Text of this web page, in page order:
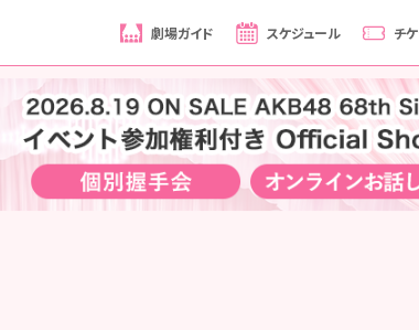
劇場ガイド スケジュール チ